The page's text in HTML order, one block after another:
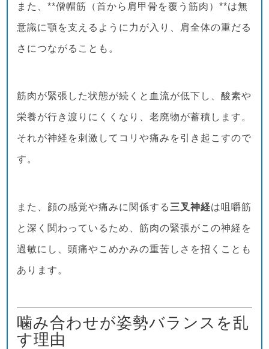
また、**僧帽筋（首から肩甲骨を覆う筋肉）**は無
意識に顎を支えるように力が入り、肩全体の重だる
さにつながることも。
筋肉が緊張した状態が続くと血流が低下し、酸素や
栄養が行き渡りにくくなり、老廃物が蓄積します。
それが神経を刺激してコリや痛みを引き起こすので
す。
また、顔の感覚や痛みに関係する 三叉神経は咀嚼筋
と深く関わっているため、筋肉の緊張がこの神経を
過敏にし、頭痛やこめかみの重苦しさを招くことも
あります。
噛み合わせが姿勢バランスを乱
す理由